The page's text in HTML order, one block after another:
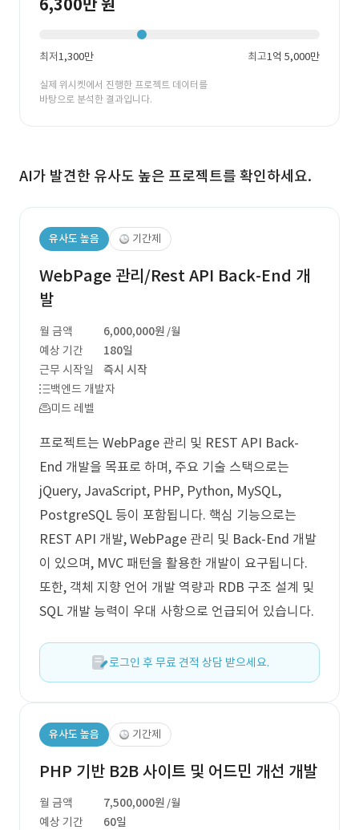
6,300만 원
최저1,300만 최고1억 5,000만
실제 위시켓에서 진행한 프로젝트 데이터를
바탕으로 분석한 결과입니다.
AI가 발견한 유사도 높은 프로젝트를 확인하세요.
유사도 높음 기간제
WebPage 관리/Rest API Back-End 개
발
월 금액 6,000,000원 /월
예상 기간
180일
근무 시작일
즉시 시작
백엔드 개발자
미드 레벨
프로젝트는 WebPage 관리 및 REST API Back-
End 개발을 목표로 하며, 주요 기술 스택으로는
jQuery, JavaScript, PHP, Python, MySQL,
PostgreSQL 등이 포함됩니다. 핵심 기능으로는
REST API 개발, WebPage 관리 및 Back-End 개발
이 있으며, MVC 패턴을 활용한 개발이 요구됩니다.
또한, 객체 지향 언어 개발 역량과 RDB 구조 설계 및
SQL 개발 능력이 우대 사항으로 언급되어 있습니다.
로그인 후 무료 견적 상담 받으세요.
유사도 높음 기간제
PHP 기반 B2B 사이트 및 어드민 개선 개발
월 금액 7,500,000원 /월
예상 기간
60일